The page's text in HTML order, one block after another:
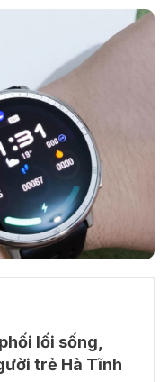
lối sống,
trẻ Hà Tĩnh